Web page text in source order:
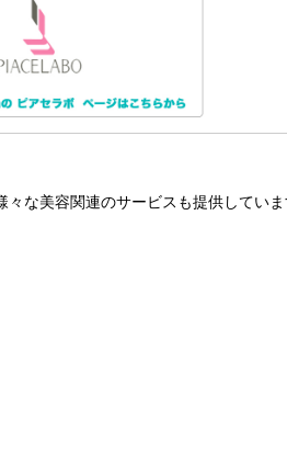
な美容関連のサービスも提供してい